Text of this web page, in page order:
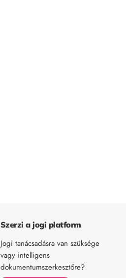
Szerzi a jogi platform
Jogi tanácsadásra van szüksége
vagy intelligens
dokumentumszerkesztőre?